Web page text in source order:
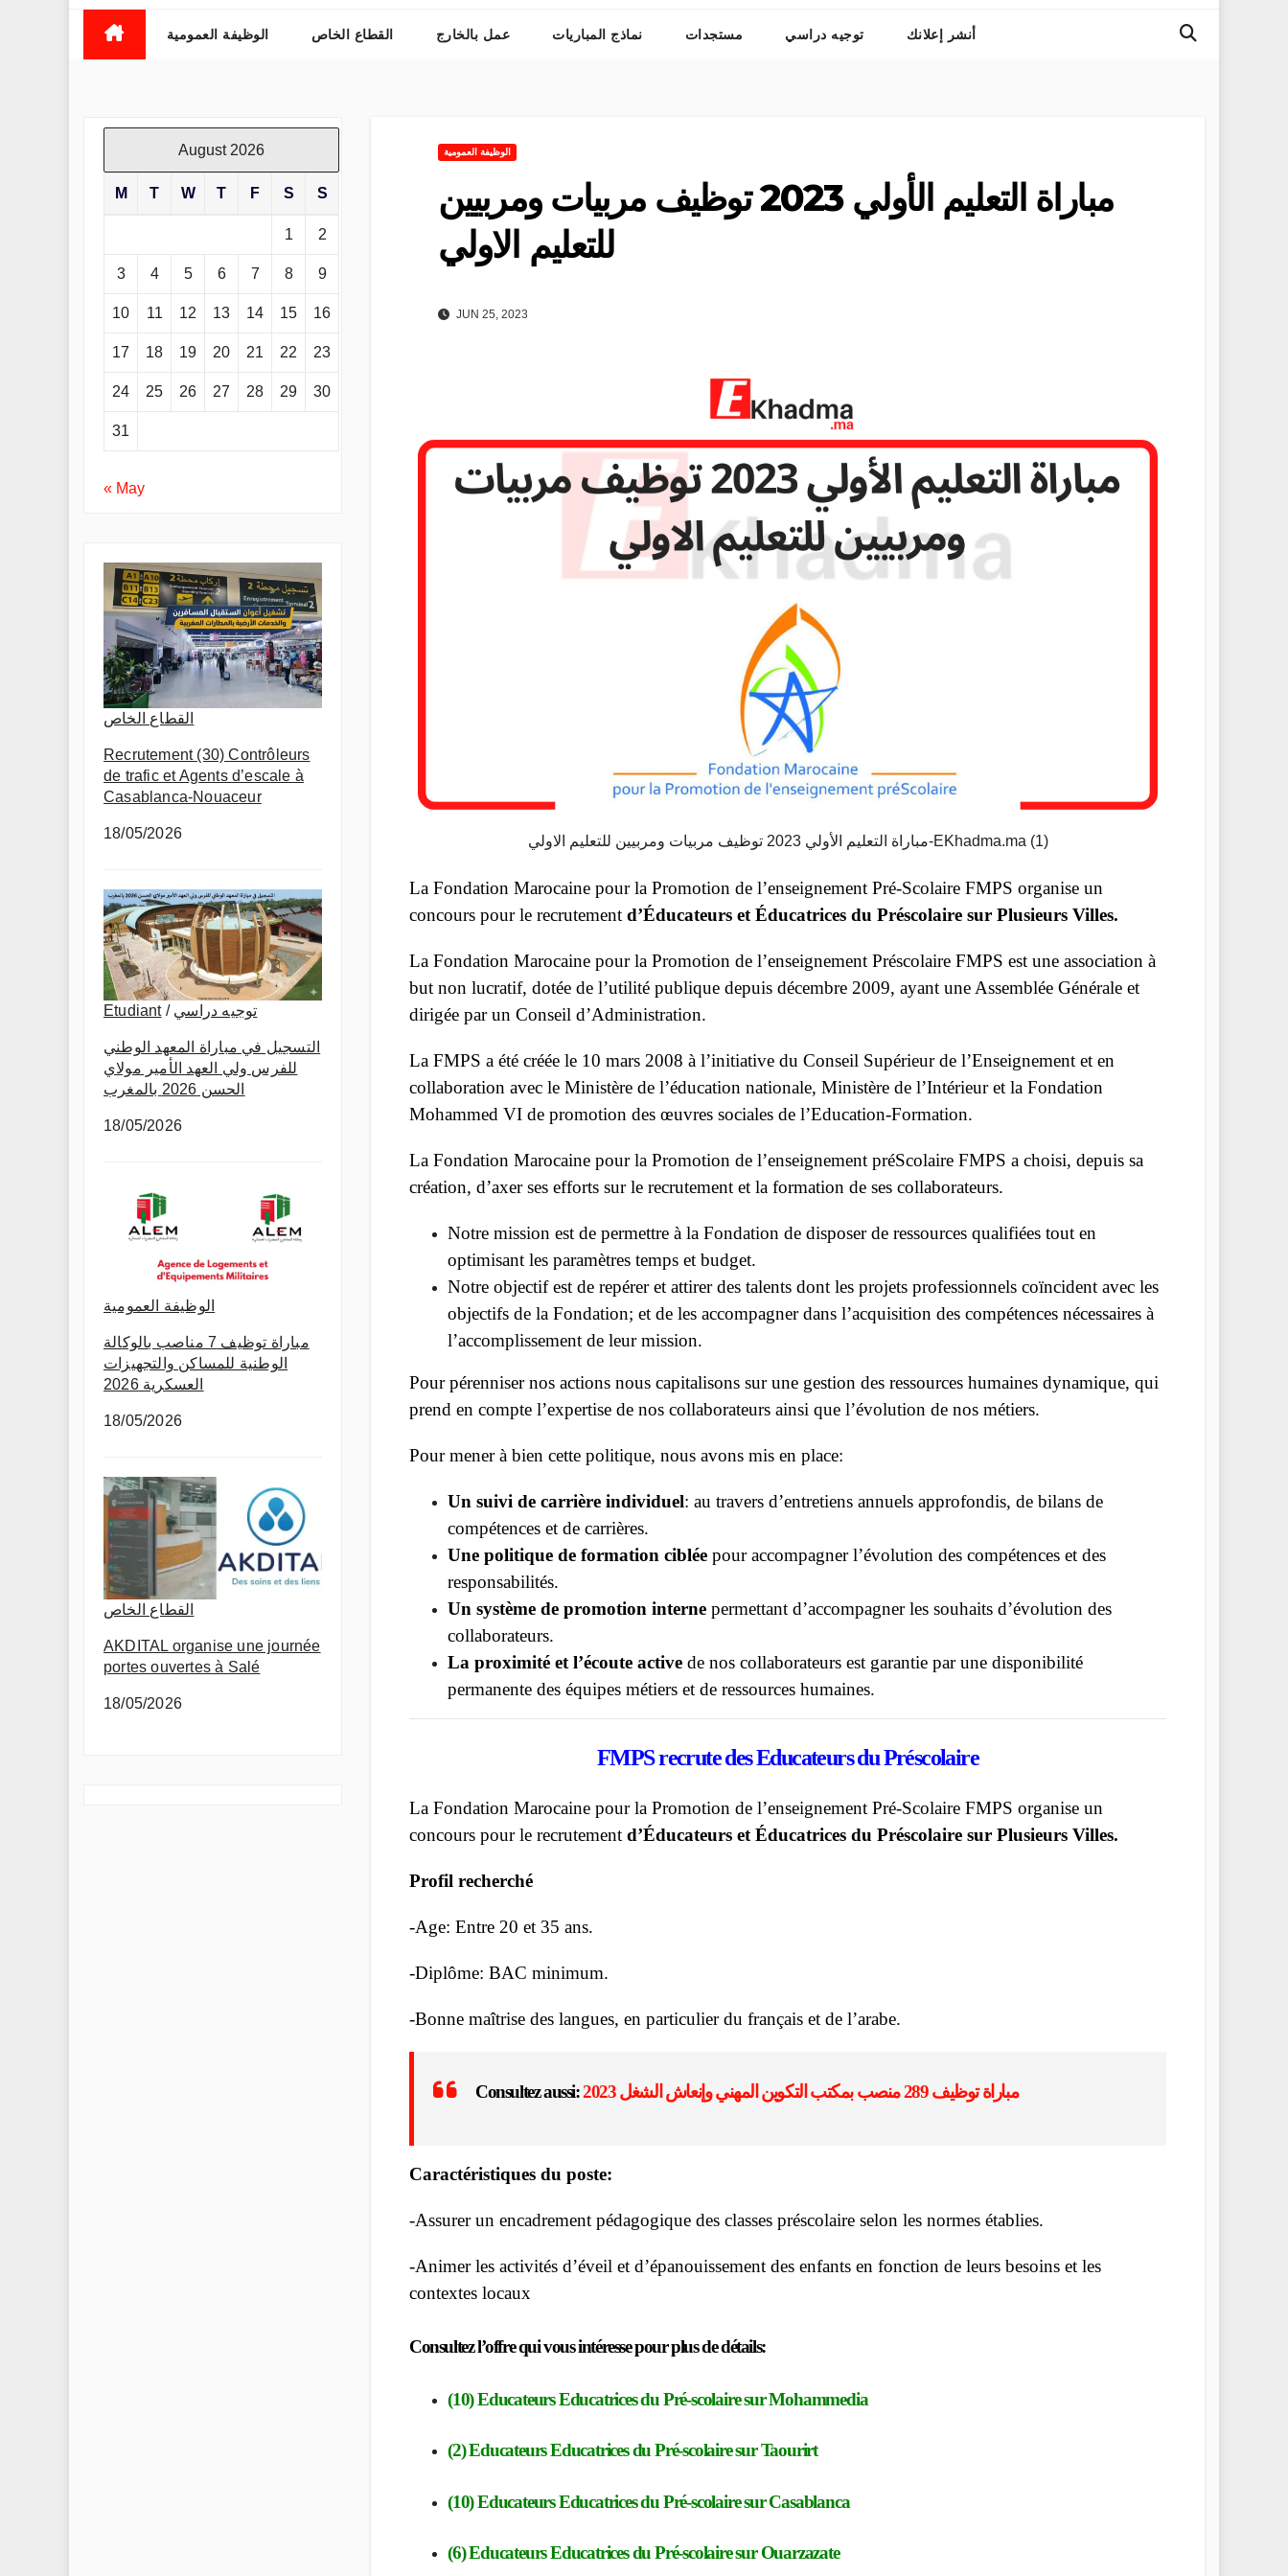
الوظيفة العمومية القطاع الخاص عمل بالخارج نماذج المباريات مستجدات توجيه دراسي أنشر إعلانك
August 2026
M T W T F S S
1 2
3 4 5 6 7 8 9
10 11 12 13 14 15 16
17 18 19 20 21 22 23
24 25 26 27 28 29 30
31
« May
القطاع الخاص
Recrutement (30) Contrôleurs
de trafic et Agents d’escale à
Casablanca-Nouaceur
18/05/2026
Etudiant/ توجيه دراسي
التسجيل في مباراة المعهد الوطني
للفرس ولي العهد الأمير مولاي
الحسن 2026 بالمغرب
18/05/2026
الوظيفة العمومية
مباراة توظيف 7 مناصب بالوكالة
الوطنية للمساكن والتجهيزات
العسكرية 2026
18/05/2026
القطاع الخاص
AKDITAL organise une journée
portes ouvertes à Salé
18/05/2026
الوظيفة العمومية
مباراة التعليم الأولي 2023 توظيف مربيات ومربيين
للتعليم الاولي
JUN 25, 2023
مباراة التعليم الأولي 2023 توظيف مربيات ومربيين للتعليم الاولي-EKhadma.ma (1)
La Fondation Marocaine pour la Promotion de l’enseignement Pré-Scolaire FMPS organise un
concours pour le recrutement d’Éducateurs et Éducatrices du Préscolaire sur Plusieurs Villes.
La Fondation Marocaine pour la Promotion de l’enseignement Préscolaire FMPS est une association à
but non lucratif, dotée de l’utilité publique depuis décembre 2009, ayant une Assemblée Générale et
dirigée par un Conseil d’Administration.
La FMPS a été créée le 10 mars 2008 à l’initiative du Conseil Supérieur de l’Enseignement et en
collaboration avec le Ministère de l’éducation nationale, Ministère de l’Intérieur et la Fondation
Mohammed VI de promotion des œuvres sociales de l’Education-Formation.
La Fondation Marocaine pour la Promotion de l’enseignement préScolaire FMPS a choisi, depuis sa
création, d’axer ses efforts sur le recrutement et la formation de ses collaborateurs.
Notre mission est de permettre à la Fondation de disposer de ressources qualifiées tout en
optimisant les paramètres temps et budget.
Notre objectif est de repérer et attirer des talents dont les projets professionnels coïncident avec les
objectifs de la Fondation; et de les accompagner dans l’acquisition des compétences nécessaires à
l’accomplissement de leur mission.
Pour pérenniser nos actions nous capitalisons sur une gestion des ressources humaines dynamique, qui
prend en compte l’expertise de nos collaborateurs ainsi que l’évolution de nos métiers.
Pour mener à bien cette politique, nous avons mis en place:
Un suivi de carrière individuel: au travers d’entretiens annuels approfondis, de bilans de
compétences et de carrières.
Une politique de formation ciblée pour accompagner l’évolution des compétences et des
responsabilités.
Un système de promotion interne permettant d’accompagner les souhaits d’évolution des
collaborateurs.
La proximité et l’écoute active de nos collaborateurs est garantie par une disponibilité
permanente des équipes métiers et de ressources humaines.
FMPSrecrute des Educateurs du Préscolaire
La Fondation Marocaine pour la Promotion de l’enseignement Pré-Scolaire FMPS organise un
concours pour le recrutement d’Éducateurs et Éducatrices du Préscolaire sur Plusieurs Villes.
Profil recherché
-Age: Entre 20 et 35 ans.
-Diplôme: BAC minimum.
-Bonne maîtrise des langues, en particulier du français et de l’arabe.
Consultez aussi: مباراة توظيف 289 منصب بمكتب التكوين المهني وإنعاش الشغل 2023
Caractéristiques du poste:
-Assurer un encadrement pédagogique des classes préscolaire selon les normes établies.
-Animer les activités d’éveil et d’épanouissement des enfants en fonction de leurs besoins et les
contextes locaux
Consultez l’offre qui vous intéresse pour plus de détails:
(10) Educateurs Educatrices du Pré-scolairesur Mohammedia
(2) Educateurs Educatrices du Pré-scolairesur Taourirt
(10) Educateurs Educatrices du Pré-scolairesur Casablanca
(6) Educateurs Educatrices du Pré-scolairesur Ouarzazate